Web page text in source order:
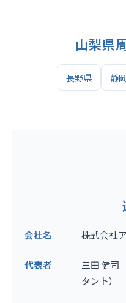
山梨県
長野県 静
会社名 株式会社
代表者
三田 健司
タント）